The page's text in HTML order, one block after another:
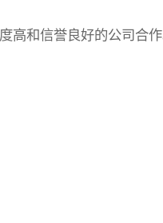
高和信誉良好的公司合